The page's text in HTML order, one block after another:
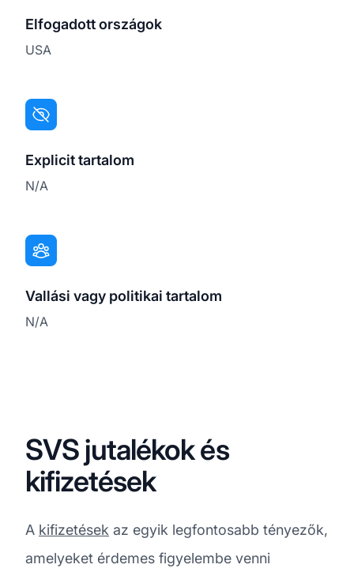
Elfogadott országok
USA
Explicit tartalom
N/A
Vallási vagy politikai tartalom
N/A
SVS jutalékok és
kifizetések
A kifizetések az egyik legfontosabb tényezők,
amelyeket érdemes figyelembe venni